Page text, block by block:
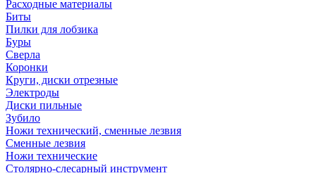
Расходные материалы
Биты
Пилки для лобзика
Буры
Сверла
Коронки
Круги, диски отрезные
Электроды
Диски пильные
Зубило
Ножи технический, сменные лезвия
Сменные лезвия
Ножи технические
Столярно-слесарный инструмент